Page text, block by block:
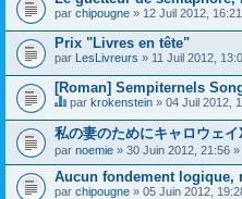
par chipougne » 12 Juil 2012,
Prix "Livres en tête"
par LesLivreurs » 11 Juil 2012,
[Roman] Sempiternels
C
e
s
u
j
e
t
par krokenstein » 04 Juil 2012,
私の妻のためにキャロウェ
par noemie » 30 Juin 2012, 21:56 »
Aucun fondement logique,
par chipougne » 05 Juin 2012,